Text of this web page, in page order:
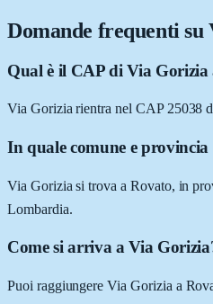
Domande frequenti su
Qual è il CAP di Via Gorizia
Via Gorizia rientra nel CAP 25038
In quale comune e
Via Gorizia si trova a Rovato, in
Lombardia.
Come si arriva a Via
Puoi raggiungere Via Gorizia a